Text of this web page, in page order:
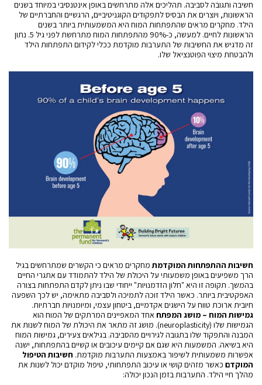
חשיבה ותגובה לסביבה. תהליכים אלה מתרחשים באופן אינטנסיבי במיוחד בשנים
הראשונות, ויוצרים את הבסיס לתפקודים הקוגניטיביים, הרגשיים והחברתיים של
הילד. מחקרים מראים שהתפתחות המוח היא המשמעותית ביותר בשנים
הראשונות לחיים. למעשה, כ-90% מהתפתחות המוח מתרחשת לפני גיל 5. נתון
זה מדגיש את החשיבות של התערבות מוקדמת ככלי לקידום התפתחות הילד
ולהבטחת מיצוי הפוטנציאל שלו.
חשיבות ההתפתחות המוקדמתמחקרים מראים כי הקשרים שמתרחשים בגיל
הרך משפיעים באופן משמעותי על היכולת של הילד להתמודד עם אתגרי החיים
בהמשך. תקופה זו היא "חלון הזדמנויות" ייחודי שבו ניתן לקדם התפתחות בצורה
האפקטיבית ביותר. כאשר הילד זוכה לתמיכה ולסביבה מתאימה, יש לכך השפעה
חיובית ארוכת טווח על הישגים אקדמיים, ביטחון עצמי, ומיומנויות חברתיות.
גמישות המוח – מושג המפתח אחד המאפיינים המרתקים של המוח הוא
הגמישות שלו (neuroplasticity). מושג זה מתאר את היכולת של המוח לשנות את
המבנה והתפקוד שלו בתגובה לגירויים מהסביבה. בגילאים צעירים, גמישות המוח
היא בשיאה. המשמעות היא שגם אם קיימים עיכובים או קשיים בהתפתחות, ישנה
אפשרות משמעותית לשיפור באמצעות התערבות מוקדמת. חשיבות הטיפול
המוקדם כאשר מזהים קושי או עיכוב התפתחותי, טיפול מוקדם יכול לשנות את
מהלך חיי הילד. התערבות בזמן הנכון יכולה: